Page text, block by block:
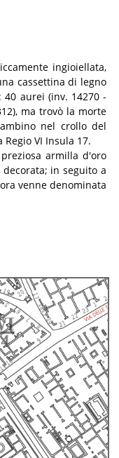
ingioiellata,
cassettina di legno
aurei (inv. 14270 -
ma trovò la morte
nel crollo del
VI Insula 17.
armilla d'oro
in seguito a
venne denominata